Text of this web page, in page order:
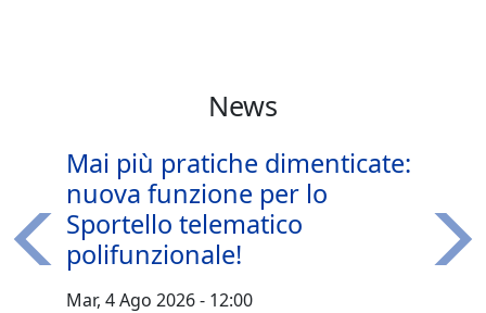
News
Mai più pratiche dimenticate:
nuova funzione per lo
Sportello telematico
polifunzionale!
Mar, 4 Ago 2026 - 12:00
Precedente